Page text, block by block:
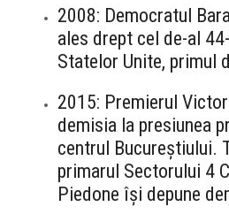
2008: Democratul
ales drept cel de-al
Statelor Unite, primul
2015: Premierul
demisia la presiunea
centrul Bucureștiului.
primarul Sectorului 4
Piedone își depune